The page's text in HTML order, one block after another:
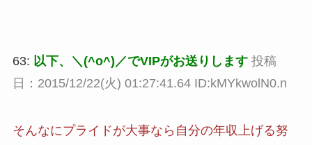
63: 以下、＼(^o^)／でVIPがお送りします 投稿
日：2015/12/22(火) 01:27:41.64 ID:kMYkwolN0.n
そんなにプライドが大事なら自分の年収上げる努